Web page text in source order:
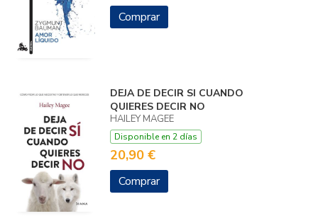
Comprar
DEJA DE DECIR SI CUANDO
QUIERES DECIR NO
HAILEY MAGEE
Disponible en 2 días
20,90 €
Comprar